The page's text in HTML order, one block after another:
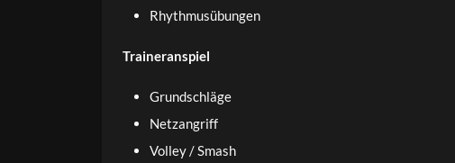
Rhythmusübungen
Traineranspiel
Grundschläge
Netzangriff
Volley / Smash